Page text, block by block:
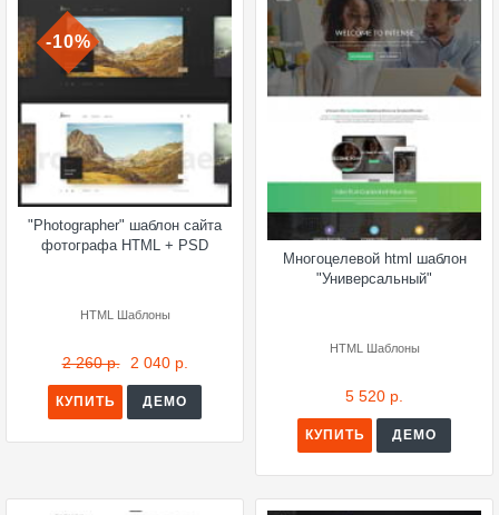
-10%
"Photographer" шаблон сайта
фотографа HTML + PSD
HTML Шаблоны
2 260 р. 2 040 р.
КУПИТЬ ДЕМО
Многоцелевой html шаблон
"Универсальный"
HTML Шаблоны
5 520 р.
КУПИТЬ ДЕМО